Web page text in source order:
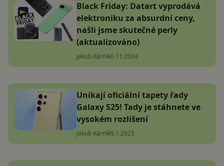
Black Friday: Datart vyprodává
elektroniku za absurdní ceny,
našli jsme skutečné perly
(aktualizováno)
Jakub Kárník6.11.2024
Unikají oficiální tapety řady
Galaxy S25! Tady je stáhnete ve
vysokém rozlišení
Jakub Kárník9.1.2025